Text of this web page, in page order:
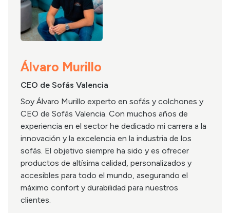
Álvaro Murillo
CEO de Sofás Valencia
Soy Álvaro Murillo experto en sofás y colchones y
CEO de Sofás Valencia. Con muchos años de
experiencia en el sector he dedicado mi carrera a la
innovación y la excelencia en la industria de los
sofás. El objetivo siempre ha sido y es ofrecer
productos de altísima calidad, personalizados y
accesibles para todo el mundo, asegurando el
máximo confort y durabilidad para nuestros
clientes.